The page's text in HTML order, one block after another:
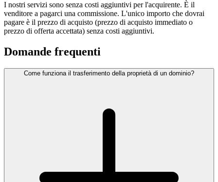
I nostri servizi sono senza costi aggiuntivi per l'acquirente. È il
venditore a pagarci una commissione. L'unico importo che dovrai
pagare è il prezzo di acquisto (prezzo di acquisto immediato o
prezzo di offerta accettata) senza costi aggiuntivi.
Domande frequenti
Come funziona il trasferimento della proprietà di un dominio?